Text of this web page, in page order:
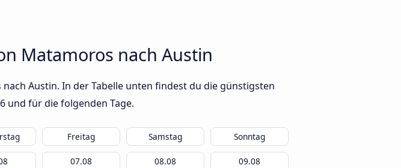
Matamoros nach Austin
Austin. In der Tabelle unten findest du die günstigsten
und für die folgenden Tage.
Freitag Samstag Sonntag
07.08 08.08 09.08